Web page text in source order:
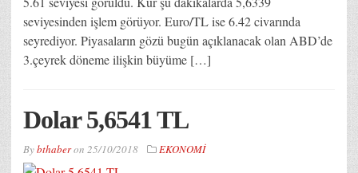
seviyesinden işlem görüyor. Euro/TL ise 6.42 civarında
seyrediyor. Piyasaların gözü bugün açıklanacak olan ABD’de
3.çeyrek döneme ilişkin büyüme […]
Dolar 5,6541 TL
Bybthaberon 25/10/2018 EKONOMİ